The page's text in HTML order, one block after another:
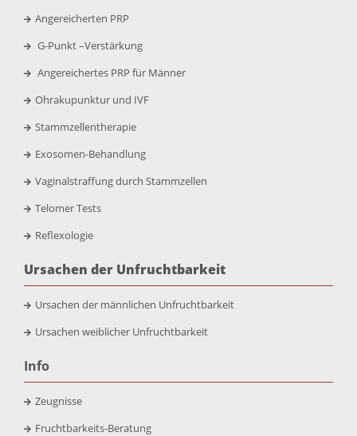
Angereicherten PRP
G-Punkt –Verstärkung
Angereichertes PRP für Männer
Ohrakupunktur und IVF
Stammzellentherapie
Exosomen-Behandlung
Vaginalstraffung durch Stammzellen
Telomer Tests
Reflexologie
Ursachen der Unfruchtbarkeit
Ursachen der männlichen Unfruchtbarkeit
Ursachen weiblicher Unfruchtbarkeit
Info
Zeugnisse
Fruchtbarkeits-Beratung